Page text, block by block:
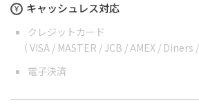
キャッシュレス対応
クレジットカード
（ VISA / MASTER / JCB / AMEX / Diners /
電子決済